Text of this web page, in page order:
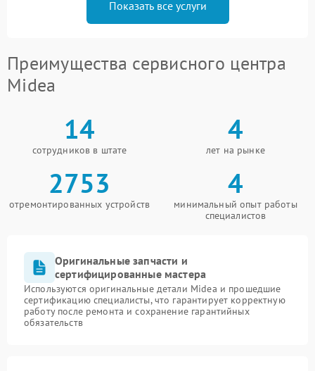
Показать все услуги
Преимущества сервисного центра
Midea
14
сотрудников в штате
4
лет на рынке
2753
отремонтированных устройств
4
минимальный опыт работы
специалистов
Оригинальные запчасти и
сертифицированные мастера
Используются оригинальные детали Midea и прошедшие
сертификацию специалисты, что гарантирует корректную
работу после ремонта и сохранение гарантийных
обязательств